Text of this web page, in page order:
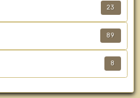
23
89
8